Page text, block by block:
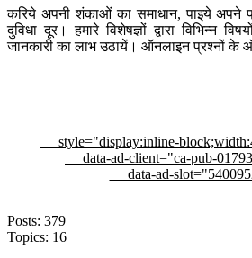
करिये अपनी शंकाओं का समाधान, पाइये अपने
दुविधा दूर। हमारे विशेषज्ञों द्वारा विभिन्न
जानकारी का लाभ उठायें। ऑनलाइन प्रश्नों के
style="display:inline-
data-ad-client="ca-pub-
data-ad-
Posts: 379
Topics: 16